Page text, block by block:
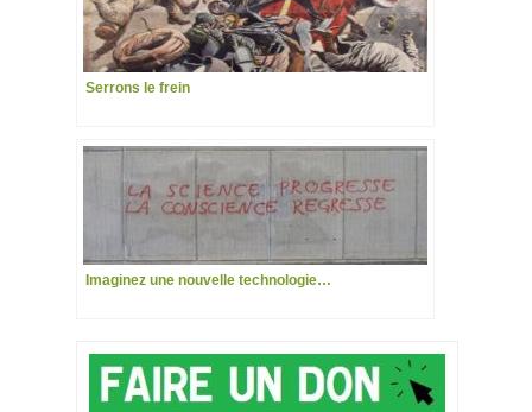
Serrons le frein
Imaginez une nouvelle technologie…